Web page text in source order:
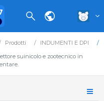
Prodotti INDUMENTI E DPI
suinicolo e zootecnico in